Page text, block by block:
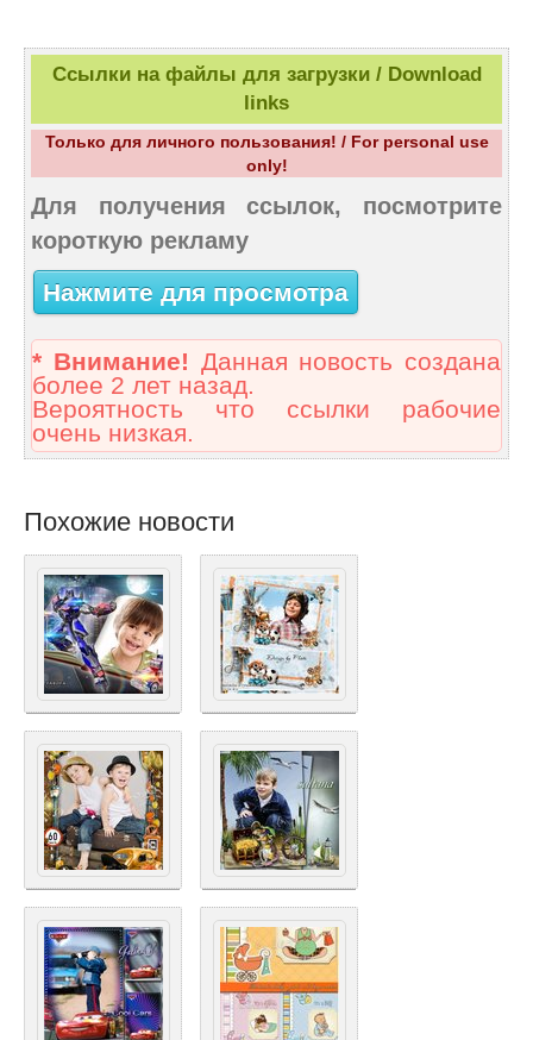
Ссылки на файлы для загрузки / Download
links
Только для личного пользования! / For personal use
only!
Для получения ссылок, посмотрите
короткую рекламу
Нажмите для просмотра
* Внимание! Данная новость создана
более 2 лет назад.
Вероятность что ссылки рабочие
очень низкая.
Похожие новости